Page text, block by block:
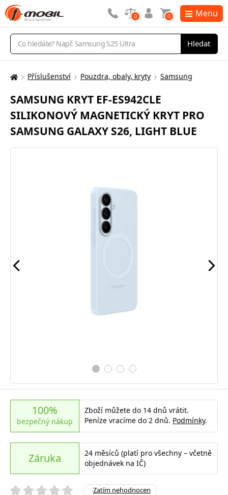
Vyhledávání
Hledat
0 0 Menu
Zde
nacházíte:
Příslušenství Pouzdra, obaly, kryty Samsung
SAMSUNG KRYT EF-ES942CLE
SILIKONOVÝ MAGNETICKÝ KRYT PRO
SAMSUNG GALAXY S26, LIGHT BLUE
100%
bezpečný nákup
Zboží můžete do 14 dnů vrátit.
Peníze vracíme do 2 dnů. Podmínky.
Záruka
24 měsíců (platí pro všechny – včetně
objednávek na IČ)
Zatím nehodnocen